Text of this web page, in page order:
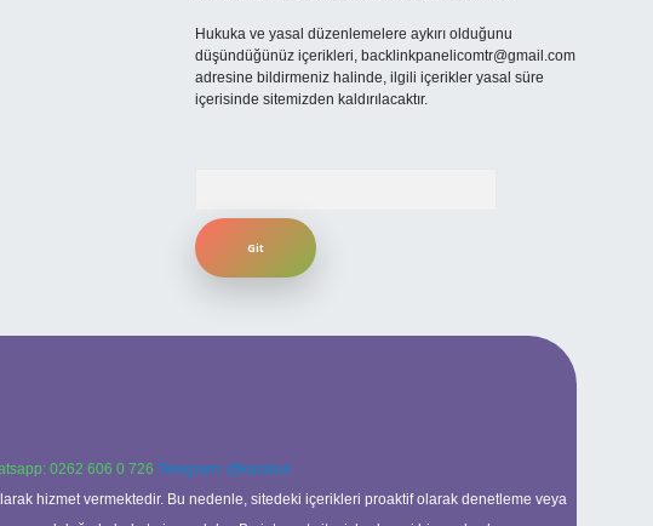
Hukuka ve yasal düzenlemelere aykırı olduğunu
düşündüğünüz içerikleri, backlinkpanelicomtr@gmail.com
adresine bildirmeniz halinde, ilgili içerikler yasal süre
içerisinde sitemizden kaldırılacaktır.
0262 606 0 726 Telegram: @karabul
hizmet vermektedir. Bu nedenle, sitedeki içerikleri proaktif olarak denetleme veya